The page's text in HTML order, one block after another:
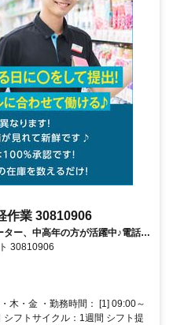
作業 30810906
ー、中高年の方が活躍中♪電話面
30810906
木・金 ・勤務時間： [1] 09:00～
フトサイクル：1週間 シフト提